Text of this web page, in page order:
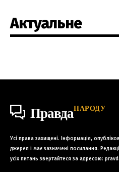
Актуальне
ПравдаНАРОДУ
Усі права захищені. Інформація,
джерел і має зазначені посилання.
усіх питань звертайтеся за адресою: